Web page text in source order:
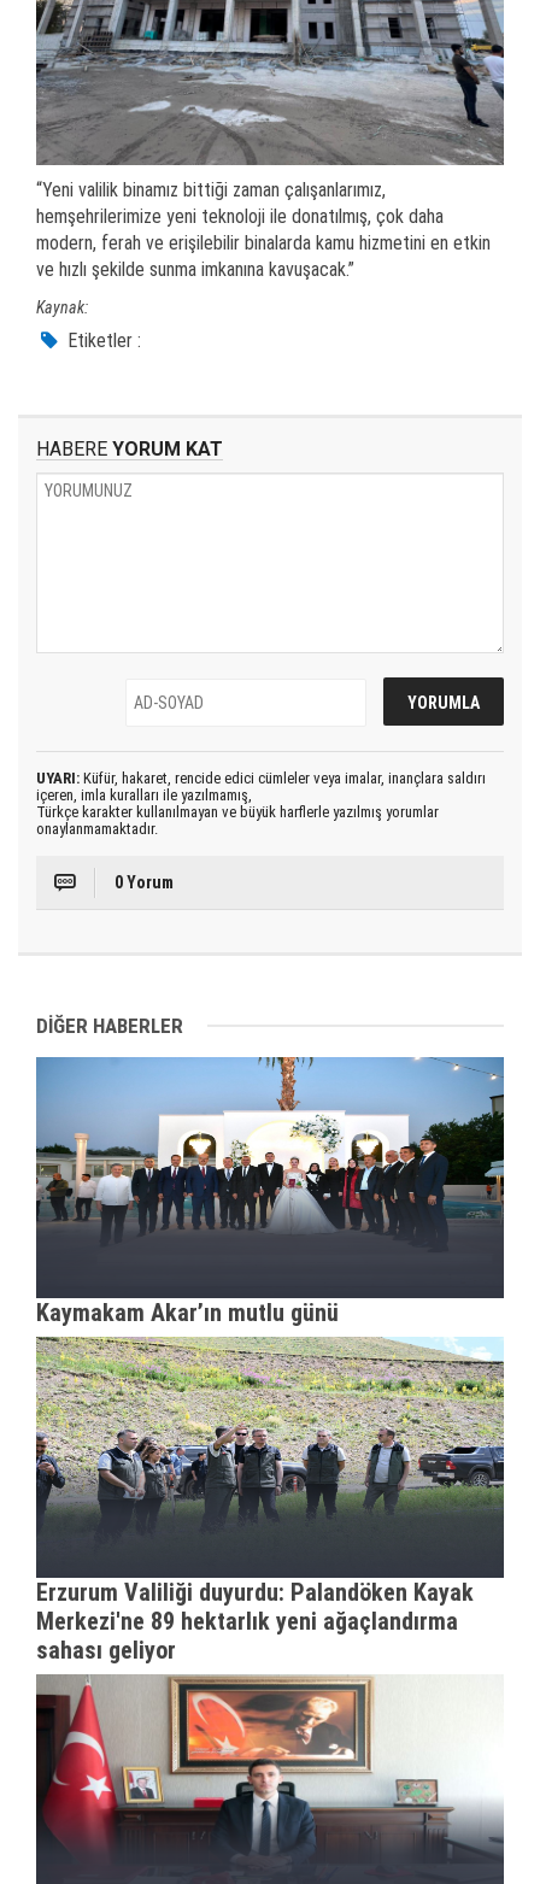
“Yeni valilik binamız bittiği zaman çalışanlarımız,
hemşehrilerimize yeni teknoloji ile donatılmış, çok daha
modern, ferah ve erişilebilir binalarda kamu hizmetini en etkin
ve hızlı şekilde sunma imkanına kavuşacak.”
Kaynak:
Etiketler :
HABERE YORUM KAT
UYARI: Küfür, hakaret, rencide edici cümleler veya imalar, inançlara saldırı
içeren, imla kuralları ile yazılmamış,
Türkçe karakter kullanılmayan ve büyük harflerle yazılmış yorumlar
onaylanmamaktadır.
0 Yorum
DİĞER HABERLER
Kaymakam Akar’ın mutlu günü
Erzurum Valiliği duyurdu: Palandöken Kayak
Merkezi'ne 89 hektarlık yeni ağaçlandırma
sahası geliyor